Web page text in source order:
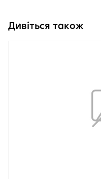
Дивіться також